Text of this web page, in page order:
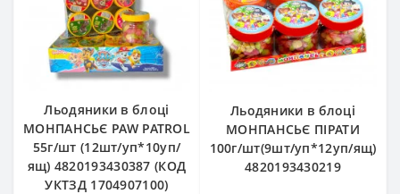
Льодяники в блоці
МОНПАНСЬЄ PAW PATROL
55г/шт (12шт/уп*10уп/
ящ) 4820193430387 (КОД
УКТЗД 1704907100)
Льодяники в блоці
МОНПАНСЬЄ ПІРАТИ
100г/шт(9шт/уп*12уп/ящ)
4820193430219